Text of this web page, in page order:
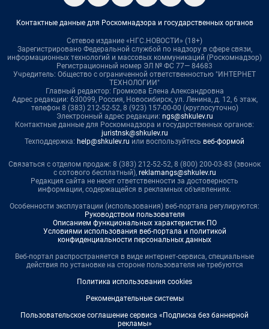
Контактные данные для Роскомнадзора и государственных органов
Сетевое издание «НГС.НОВОСТИ» (18+)
Зарегистрировано Федеральной службой по надзору в сфере связи,
информационных технологий и массовых коммуникаций (Роскомнадзор)
Регистрационный номер ЭЛ № ФС 77— 84683
Учредитель: Общество с ограниченной ответственностью "ИНТЕРНЕТ
ТЕХНОЛОГИИ"
Главный редактор: Громкова Елена Александровна
Адрес редакции: 630099, Россия, Новосибирск, ул. Ленина, д. 12, 6 этаж,
телефон 8 (383) 212-52-52, 8 (923) 157-00-00 (круглосуточно)
Электронный адрес редакции: ngs@shkulev.ru
Контактные данные для Роскомнадзора и государственных органов:
juristnsk@shkulev.ru
Техподдержка: help@shkulev.ru или воспользуйтесь веб-формой
Связаться с отделом продаж: 8 (383) 212-52-52, 8 (800) 200-03-83 (звонок
с сотового бесплатный), reklamangs@shkulev.ru
Редакция сайта не несет ответственности за достоверность
информации, содержащейся в рекламных объявлениях.
Особенности эксплуатации (использования) веб-портала регулируются:
Руководством пользователя
Описанием функциональных характеристик ПО
Условиями использования веб-портала и политикой
конфиденциальности персональных данных
Веб-портал распространяется в виде интернет-сервиса, специальные
действия по установке на стороне пользователя не требуются
Политика использования cookies
Рекомендательные системы
Пользовательское соглашение сервиса «Подписка без баннерной
рекламы»